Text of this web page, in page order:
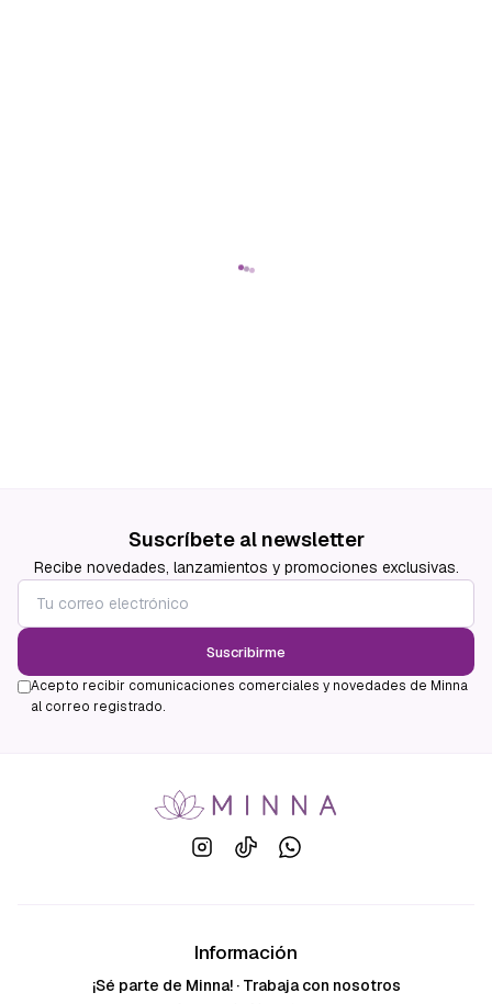
Suscríbete al newsletter
Recibe novedades, lanzamientos y promociones exclusivas.
Suscribirme
Acepto recibir comunicaciones comerciales y novedades de Minna
al correo registrado.
Información
¡Sé parte de Minna! · Trabaja con nosotros